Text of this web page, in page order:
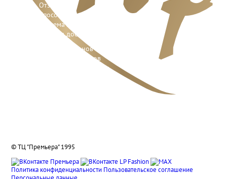
Отзывы
Способы оплаты
Система лояльности
Условия доставки и возврата
Адреса салонов
Контакты отделов
Реквизиты компании
© ТЦ "Премьера" 1995
Политика конфиденциальности Пользовательское соглашение